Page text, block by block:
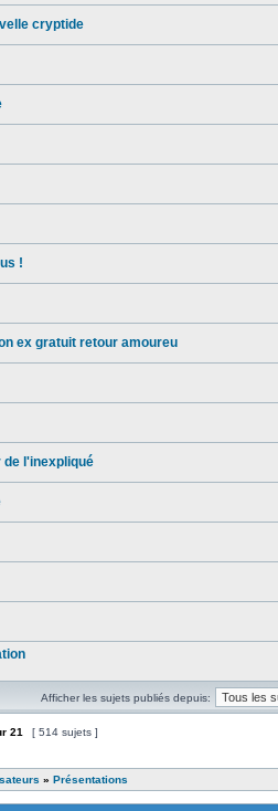
cryptide
!
ex gratuit retour amoureu
de l'inexpliqué
Afficher les sujets publiés depuis:
21 [ 514 sujets ]
» Présentations